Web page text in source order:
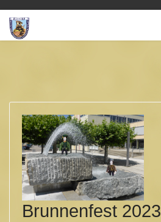
Brunnenfest 2023